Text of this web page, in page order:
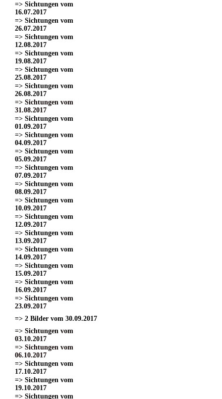
=> Sichtungen vom
16.07.2017
=> Sichtungen vom
26.07.2017
=> Sichtungen vom
12.08.2017
=> Sichtungen vom
19.08.2017
=> Sichtungen vom
25.08.2017
=> Sichtungen vom
26.08.2017
=> Sichtungen vom
31.08.2017
=> Sichtungen vom
01.09.2017
=> Sichtungen vom
04.09.2017
=> Sichtungen vom
05.09.2017
=> Sichtungen vom
07.09.2017
=> Sichtungen vom
08.09.2017
=> Sichtungen vom
10.09.2017
=> Sichtungen vom
12.09.2017
=> Sichtungen vom
13.09.2017
=> Sichtungen vom
14.09.2017
=> Sichtungen vom
15.09.2017
=> Sichtungen vom
16.09.2017
=> Sichtungen vom
23.09.2017
=> 2 Bilder vom 30.09.2017
=> Sichtungen vom
03.10.2017
=> Sichtungen vom
06.10.2017
=> Sichtungen vom
17.10.2017
=> Sichtungen vom
19.10.2017
=> Sichtungen vom